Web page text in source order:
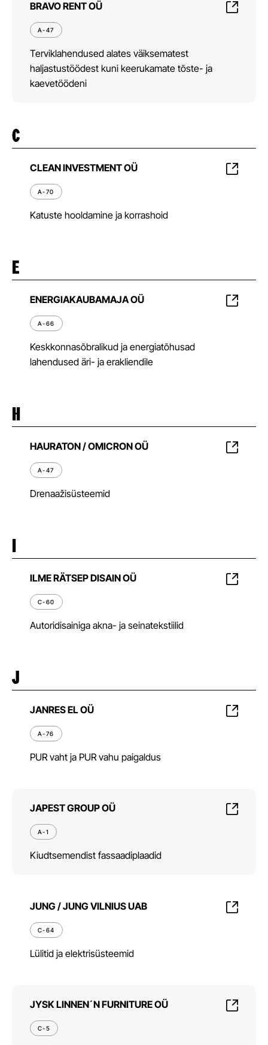
BRAVO RENT OÜ
A-47
Terviklahendused alates väiksematest
haljastustöödest kuni keerukamate tõste- ja
kaevetöödeni
C
CLEAN INVESTMENT OÜ
A-70
Katuste hooldamine ja korrashoid
E
ENERGIAKAUBAMAJA OÜ
A-66
Keskkonnasõbralikud ja energiatõhusad
lahendused äri- ja erakliendile
H
HAURATON / OMICRON OÜ
A-47
Drenaažisüsteemid
I
ILME RÄTSEP DISAIN OÜ
C-60
Autoridisainiga akna- ja seinatekstiilid
J
JANRES EL OÜ
A-76
PUR vaht ja PUR vahu paigaldus
JAPEST GROUP OÜ
A-1
Kiudtsemendist fassaadiplaadid
JUNG / JUNG VILNIUS UAB
C-64
Lülitid ja elektrisüsteemid
JYSK LINNEN´N FURNITURE OÜ
C-5